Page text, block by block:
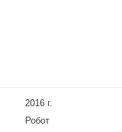
2016 г.
Робот